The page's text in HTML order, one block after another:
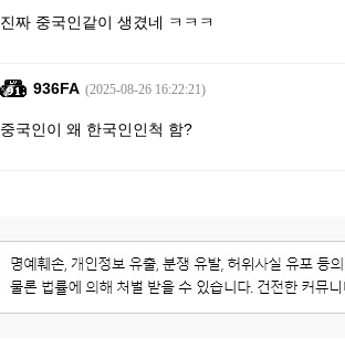
진짜 중국인같이 생겼네 ㅋㅋㅋ
936FA (2025-08-26 16:22:21)
중국인이 왜 한국인인척 함?